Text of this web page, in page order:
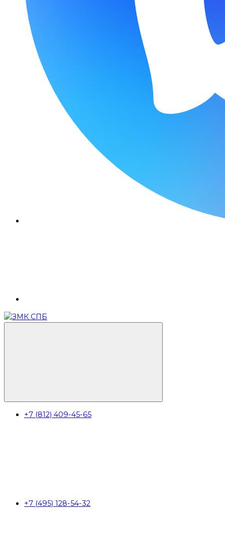
+7 (812) 409-45-65
+7 (495) 128-54-32